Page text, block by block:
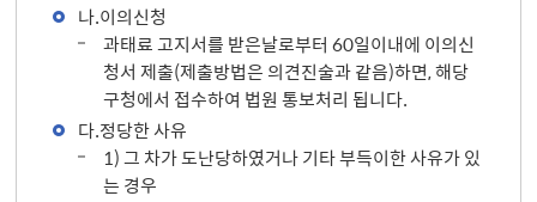
나.이의신청
과태료 고지서를 받은날로부터 60일이내에 이의신
청서 제출(제출방법은 의견진술과 같음)하면, 해당
구청에서 접수하여 법원 통보처리 됩니다.
다.정당한 사유
1) 그 차가 도난당하였거나 기타 부득이한 사유가 있
는 경우